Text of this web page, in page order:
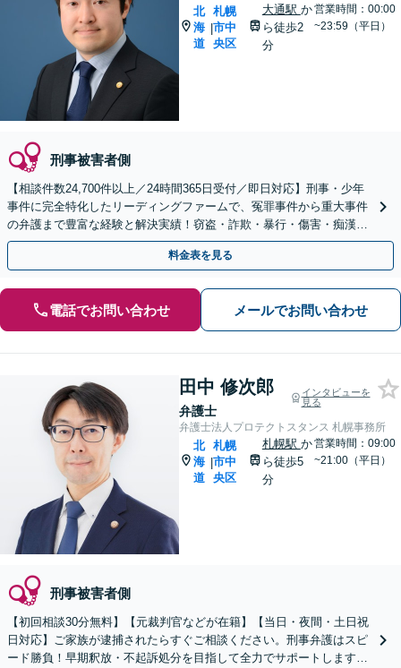
北
海
道
|
札幌
市中
央区
大通駅 か
ら徒歩2
分
営業時間：00:00
~23:59（平日）
刑事被害者側
【相談件数24,700件以上／24時間365日受付／即日対応】刑事・少年
事件に完全特化したリーディングファームで、冤罪事件から重大事件
の弁護まで豊富な経験と解決実績！窃盗・詐欺・暴行・傷害・痴漢・
盗撮・薬物犯罪など幅広い分野に対応可能です！
料金表を見る
電話でお問い合わせ メールでお問い合わせ
田中 修次郎
弁護士
インタビューを
見る
弁護士法人プロテクトスタンス 札幌事務所
北
海
道
|
札幌
市中
央区
札幌駅 か
ら徒歩5
分
営業時間：09:00
~21:00（平日）
刑事被害者側
【初回相談30分無料】【元裁判官などが在籍】【当日・夜間・土日祝
日対応】ご家族が逮捕されたらすぐご相談ください。刑事弁護はスピ
ード勝負！早期釈放・不起訴処分を目指して全力でサポートします。